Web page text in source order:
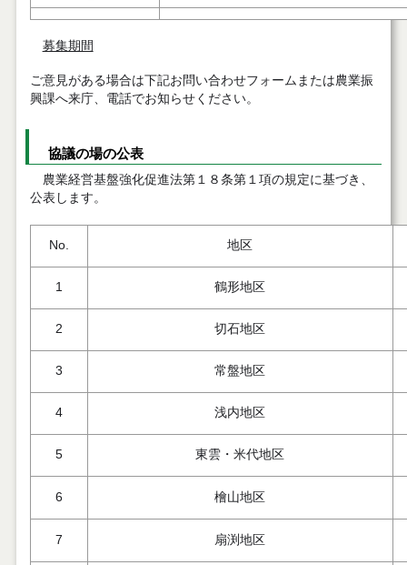
募集期間
ご意見がある場合は下記お問い合わせフォームまたは農業振
興課へ来庁、電話でお知らせください。
協議の場の公表
農業経営基盤強化促進法第１８条第１項の規定に基づき、
公表します。
No. 地区
1 鶴形地区
2 切石地区
3 常盤地区
4 浅内地区
5 東雲・米代地区
6 檜山地区
7 扇渕地区